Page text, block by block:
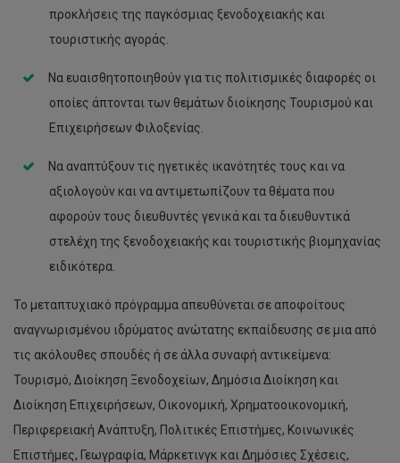
προκλήσεις της παγκόσμιας ξενοδοχειακής και
τουριστικής αγοράς.
Να ευαισθητοποιηθούν για τις πολιτισμικές διαφορές οι
οποίες άπτονται των θεμάτων διοίκησης Τουρισμού και
Επιχειρήσεων Φιλοξενίας.
Να αναπτύξουν τις ηγετικές ικανότητές τους και να
αξιολογούν και να αντιμετωπίζουν τα θέματα που
αφορούν τους διευθυντές γενικά και τα διευθυντικά
στελέχη της ξενοδοχειακής και τουριστικής βιομηχανίας
ειδικότερα.
Το μεταπτυχιακό πρόγραμμα απευθύνεται σε αποφοίτους
αναγνωρισμένου ιδρύματος ανώτατης εκπαίδευσης σε μια από
τις ακόλουθες σπουδές ή σε άλλα συναφή αντικείμενα:
Τουρισμό, Διοίκηση Ξενοδοχείων, Δημόσια Διοίκηση και
Διοίκηση Επιχειρήσεων, Οικονομική, Χρηματοοικονομική,
Περιφερειακή Ανάπτυξη, Πολιτικές Επιστήμες, Κοινωνικές
Επιστήμες, Γεωγραφία, Μάρκετινγκ και Δημόσιες Σχέσεις,